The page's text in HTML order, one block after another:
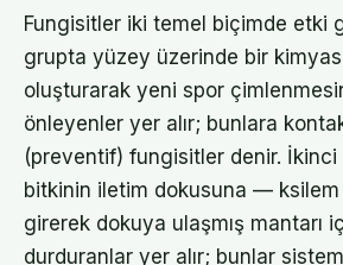
Fungisitler iki temel biçimde etki
grupta yüzey üzerinde bir
oluşturarak yeni spor
önleyenler yer alır; bunlara
(preventif) fungisitler denir.
bitkinin iletim dokusuna —
girerek dokuya ulaşmış mantarı
durduranlar yer alır; bunlar